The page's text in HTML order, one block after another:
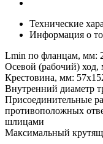
Технические
Информация о
Lmin по фланцам, мм:
Осевой (рабочий) ход,
Крестовина, мм:
Внутренний диаметр
Присоединительные
противоположных
шлицами
Максимальный